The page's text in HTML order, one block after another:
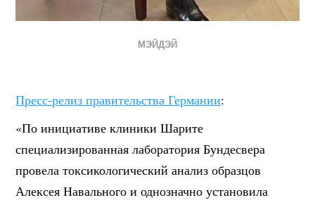
МЭЙДЭЙ
Пресс-релиз правительства Германии:
«По инициативе клиники Шарите
специализированная лаборатория Бундесвера
провела токсикологический анализ образцов
Алексея Навального и однозначно установила